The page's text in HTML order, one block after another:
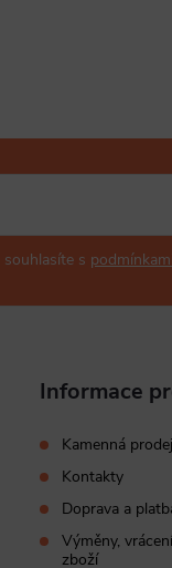
s
Informace
Kamenná
Kontakty
Doprava a
Výměny,
zboží